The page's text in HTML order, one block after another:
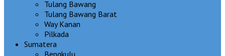
Tulang Bawang
Tulang Bawang Barat
Way Kanan
Pilkada
Sumatera
Bengkulu